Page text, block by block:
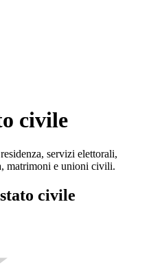
civile
servizi elettorali,
matrimoni e unioni civili.
civile